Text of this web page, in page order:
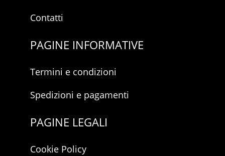
Contatti
PAGINE INFORMATIVE
Termini e condizioni
Spedizioni e pagamenti
PAGINE LEGALI
Cookie Policy